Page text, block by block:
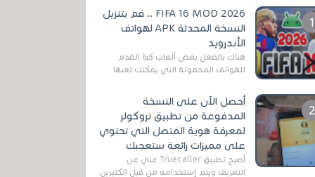
FIFA 16 MOD 2026 .. قم بتنزيل
النسخة المحدثة APK لهواتف
الأندرويد
هناك بالفعل بعض ألعاب كرة القدم
للهواتف المحمولة التي يمكنك لعبها
مثل EA Sports ...
أحصل الآن على النسخة
المدفوعة من تطبيق تروكولر
لمعرفة هوية المتصل التي تحتوي
على مميزات رائعة ستعجبك
أصبح تطبيق Truecaller غني عن
التعريف ويتم إستخدامه من قبل الكثيرين